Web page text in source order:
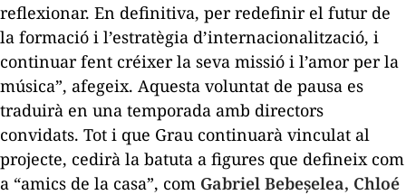
reflexionar. En definitiva, per redefinir el futur de
la formació i l’estratègia d’internacionalització, i
continuar fent créixer la seva missió i l’amor per la
música”, afegeix. Aquesta voluntat de pausa es
traduirà en una temporada amb directors
convidats. Tot i que Grau continuarà vinculat al
projecte, cedirà la batuta a figures que defineix com
a “amics de la casa”, com Gabriel Bebeșelea, Chloé